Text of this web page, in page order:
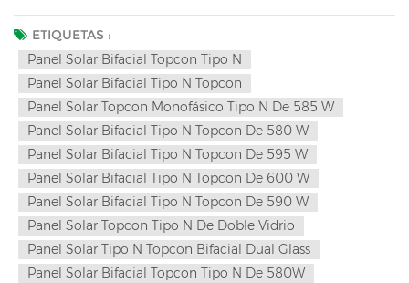
ETIQUETAS :
Panel Solar Bifacial Topcon Tipo N
Panel Solar Bifacial Tipo N Topcon
Panel Solar Topcon Monofásico Tipo N De 585 W
Panel Solar Bifacial Tipo N Topcon De 580 W
Panel Solar Bifacial Tipo N Topcon De 595 W
Panel Solar Bifacial Tipo N Topcon De 600 W
Panel Solar Bifacial Tipo N Topcon De 590 W
Panel Solar Topcon Tipo N De Doble Vidrio
Panel Solar Tipo N Topcon Bifacial Dual Glass
Panel Solar Bifacial Topcon Tipo N De 580W